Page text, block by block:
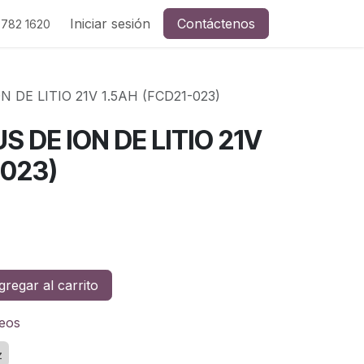
1620 Iniciar sesión Contáctenos
DE LITIO 21V 1.5AH (FCD21-023)
DE ION DE LITIO 21V
al carrito